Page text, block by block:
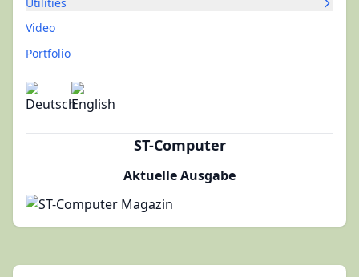
Video
Portfolio
ST-Computer
Aktuelle Ausgabe